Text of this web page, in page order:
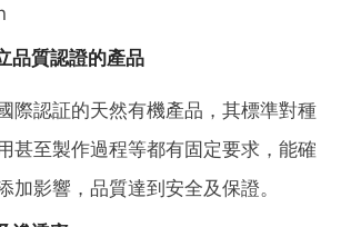
質認證的產品
際認証的天然有機產品，其標準對種
甚至製作過程等都有固定要求，能確
加影響，品質達到安全及保證。